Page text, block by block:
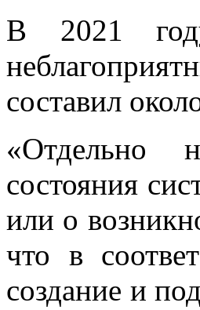
В 2021
составил
«Отдельно
состояния
или о
что в
создание и